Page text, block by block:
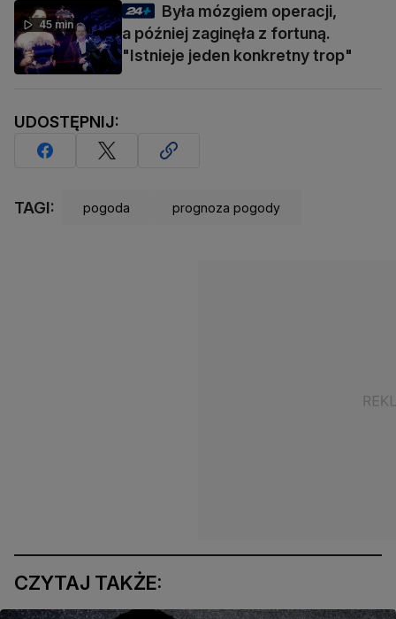
45 min
Była mózgiem operacji,
a później zaginęła z fortuną.
"Istnieje jeden konkretny trop"
UDOSTĘPNIJ:
TAGI: pogoda prognoza pogody
CZYTAJ TAKŻE: